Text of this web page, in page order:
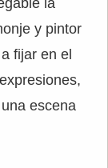
y pintor
fijar en el
escena